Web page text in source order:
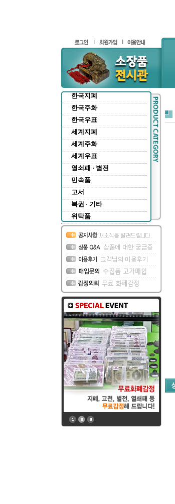
한국지폐
한국주화
한국우표
세계지폐
세계주화
세계우표
열쇠패 · 별전
민속품
고서
복권 · 기타
위탁품